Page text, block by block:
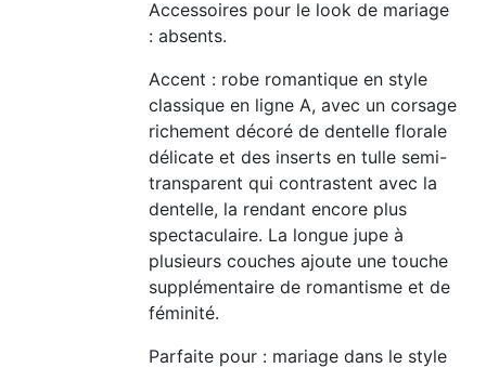
Accessoires pour le look de mariage
: absents.
Accent : robe romantique en style
classique en ligne A, avec un corsage
richement décoré de dentelle florale
délicate et des inserts en tulle semi-
transparent qui contrastent avec la
dentelle, la rendant encore plus
spectaculaire. La longue jupe à
plusieurs couches ajoute une touche
supplémentaire de romantisme et de
féminité.
Parfaite pour : mariage dans le style